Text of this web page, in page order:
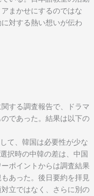
まかせにするのではな
対する熱い想いが伝わ
する調査報告で、ドラマ
であった。結果は以下の
て、韓国は必要性が少な
択時の中韓の差は、中国
ポイントからは調査結果
あった。後日要約を拝見
立ではなく、さらに別の